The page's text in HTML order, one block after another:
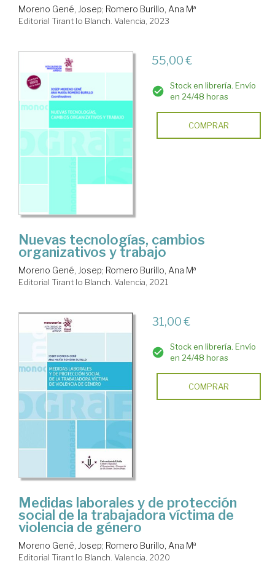
Moreno Gené, Josep; Romero Burillo, Ana Mª
Editorial Tirant lo Blanch. Valencia, 2023
55,00 €
Stock en librería. Envío
en 24/48 horas
COMPRAR
Nuevas tecnologías, cambios
organizativos y trabajo
Moreno Gené, Josep; Romero Burillo, Ana Mª
Editorial Tirant lo Blanch. Valencia, 2021
31,00 €
Stock en librería. Envío
en 24/48 horas
COMPRAR
Medidas laborales y de protección
social de la trabajadora víctima de
violencia de género
Moreno Gené, Josep; Romero Burillo, Ana Mª
Editorial Tirant lo Blanch. Valencia, 2020